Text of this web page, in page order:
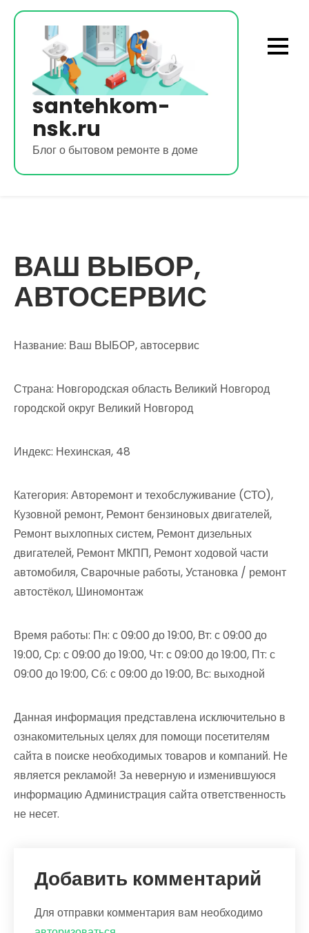
Перейти
содержимому
santehkom-
nsk.ru
Блог о бытовом ремонте в доме
ВАШ ВЫБОР,
АВТОСЕРВИС
Название: Ваш ВЫБОР, автосервис
Страна: Новгородская область Великий Новгород
городской округ Великий Новгород
Индекс: Нехинская, 48
Категория: Авторемонт и техобслуживание (СТО),
Кузовной ремонт, Ремонт бензиновых двигателей,
Ремонт выхлопных систем, Ремонт дизельных
двигателей, Ремонт МКПП, Ремонт ходовой части
автомобиля, Сварочные работы, Установка / ремонт
автостёкол, Шиномонтаж
Время работы: Пн: с 09:00 до 19:00, Вт: с 09:00 до
19:00, Ср: с 09:00 до 19:00, Чт: с 09:00 до 19:00, Пт: с
09:00 до 19:00, Сб: с 09:00 до 19:00, Вс: выходной
Данная информация представлена исключительно в
ознакомительных целях для помощи посетителям
сайта в поиске необходимых товаров и компаний. Не
является рекламой! За неверную и изменившуюся
информацию Администрация сайта ответственность
не несет.
Добавить комментарий
Для отправки комментария вам необходимо